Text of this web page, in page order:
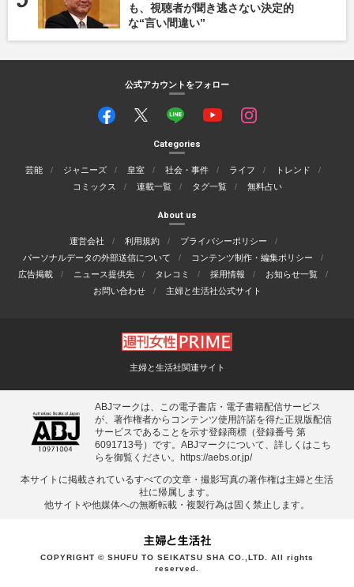
も、視聴者が聞き逃さない決定的
な“言い間違い”
公式アカウントをフォロー
Categories
芸能 ジャニーズ 皇室 社会・事件 ライフ
トレンド
コミックス
連載一覧 タグ一覧 無料占い
About us
運営会社 利用規約
プライバシーポリシー
パーソナルデータの外部送信について
コンテンツ制作・編集ポリシー
広告掲載
ニュース提供先 タレコミ 採用情報
お知らせ一覧
お問い合わせ
主婦と生活社公式サイト
主婦と生活社関連サイト
ABJマークは、この電子書店・電子書籍配信サービス
が、著作権者からコンテンツ使用許諾を得た正規版配信
サービスであることを示す登録商標（登録番号 第
6091713号）です。ABJマークについて、詳しくはこち
らを御覧ください。 https://aebs.or.jp/
本サイトに掲載されているすべての⽂章・撮影写真の著作権は主婦と⽣活
社に帰属します。
他サイトや他媒体への無断転載・複製⾏為は固く禁⽌します。
COPYRIGHT © SHUFU TO SEIKATSU SHA CO.,LTD. All rights
reserved.